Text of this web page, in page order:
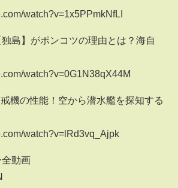
watch?v=1x5PPmkNfLI
島】がポンコツの理由とは？海自
watch?v=0G1N38qX44M
機の性能！空から潜水艦を探知する
watch?v=lRd3vq_Ajpk
全動画